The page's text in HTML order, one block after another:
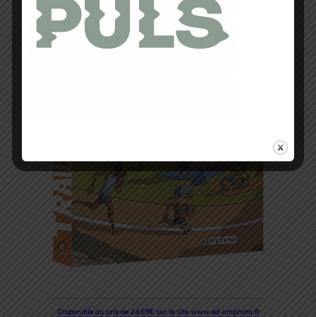
Disponible au prix de 24.95€ sur le site www.ed-amphora.fr